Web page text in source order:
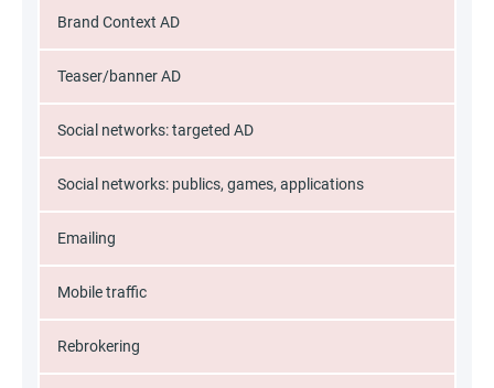
Brand Context AD
Teaser/banner AD
Social networks: targeted AD
Social networks: publics, games, applications
Emailing
Mobile traffic
Rebrokering